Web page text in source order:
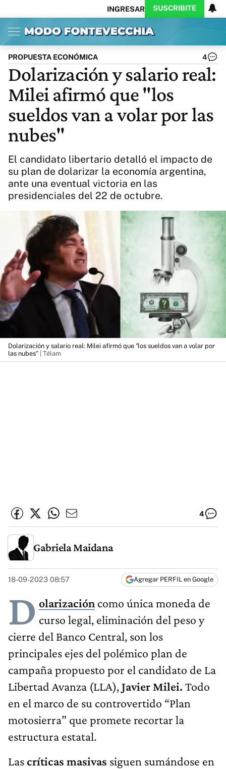
INGRESAR SUSCRIBITE
Inicio Ahora
Opinión
Política
Ciencia
Protagonistas
Cultura
Arte
Educación
Internacional
Deportes
CARAS
Exitoina
Turismo
Videos
Córdoba
Reperfilar
Business
Diario del Juicio
Actualidad
PROPUESTA ECONÓMICA 4
Dolarización y salario real:
Milei afirmó que "los
sueldos van a volar por las
nubes"
El candidato libertario detalló el impacto de
su plan de dolarizar la economía argentina,
ante una eventual victoria en las
presidenciales del 22 de octubre.
Dolarización y salario real: Milei afirmó que "los sueldos van a volar por
las nubes" | Télam
4
Gabriela Maidana
18-09-2023 08:57 Agregar PERFIL en Google
D olarización como única moneda de
curso legal, eliminación del peso y
cierre del Banco Central, son los
principales ejes del polémico plan de
campaña propuesto por el candidato de La
Libertad Avanza (LLA),Javier Milei. Todo
en el marco de su controvertido “Plan
motosierra” que promete recortar la
estructura estatal.
Lascríticas masivas siguen sumándose en